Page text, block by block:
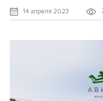
14 апреля 2023